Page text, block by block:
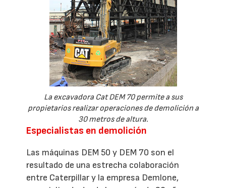
La excavadora Cat DEM 70 permite a sus
propietarios realizar operaciones de demolición a
30 metros de altura.
Especialistas en demolición
Las máquinas DEM 50 y DEM 70 son el
resultado de una estrecha colaboración
entre Caterpillar y la empresa Demlone,